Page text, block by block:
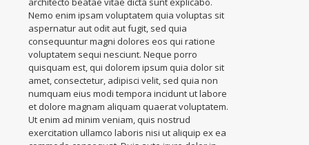
Nemo enim ipsam voluptatem quia voluptas sit
aspernatur aut odit aut fugit, sed quia
consequuntur magni dolores eos qui ratione
voluptatem sequi nesciunt. Neque porro
quisquam est, qui dolorem ipsum quia dolor sit
amet, consectetur, adipisci velit, sed quia non
numquam eius modi tempora incidunt ut labore
et dolore magnam aliquam quaerat voluptatem.
Ut enim ad minim veniam, quis nostrud
exercitation ullamco laboris nisi ut aliquip ex ea